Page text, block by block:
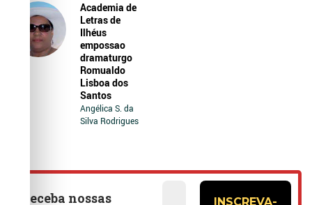
Academia de
Letras de
Ilhéus
empossao
dramaturgo
Romualdo
Lisboa dos
Santos
Angélica S. da
Silva Rodrigues